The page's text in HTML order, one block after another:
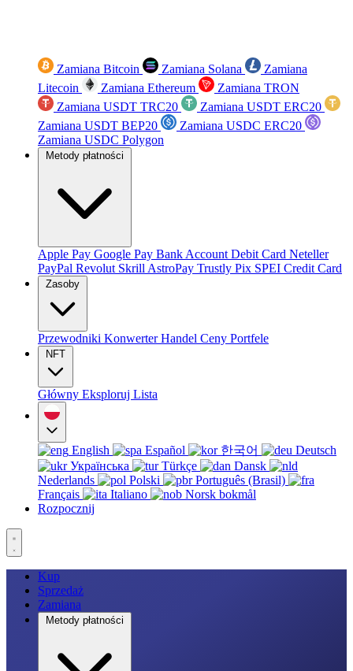
Zamiana Bitcoin Zamiana Solana
Zamiana
Litecoin
Zamiana Ethereum
Zamiana TRON
Zamiana USDT TRC20
Zamiana USDT ERC20
Zamiana USDT BEP20
Zamiana USDC ERC20
Zamiana USDC Polygon
Metody płatności
Apple Pay Google Pay Bank Account Debit Card Neteller
PayPal Revolut Skrill AstroPay Trustly Pix SPEI Credit Card
Zasoby
Przewodniki KonwerterHandel Ceny Portfele
NFT
Główny Eksploruj Lista
English Español 한국어
Deutsch
Українська
Türkçe
Dansk
Nederlands
Polski
Português (Brasil)
Français
Italiano
Norsk bokmål
Rozpocznij
Kup
Sprzedaż
Zamiana
Metody płatności